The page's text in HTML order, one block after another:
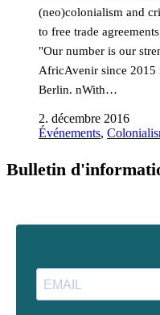
(neo)colonialism and
to free trade
"Our number is our
AfricAvenir since 2015
Berlin. nWith…
2. décembre 2016
Événements,
Bulletin